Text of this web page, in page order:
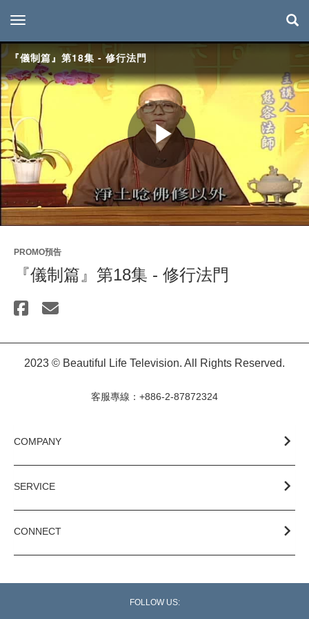
toggle navigation
『儀制篇』第18集 - 修行法門
Play
Video
PROMO預告
『儀制篇』第18集 - 修行法門
2023 © Beautiful Life Television. All Rights Reserved.
客服專線：+886-2-87872324
COMPANY
SERVICE
CONNECT
FOLLOW US: